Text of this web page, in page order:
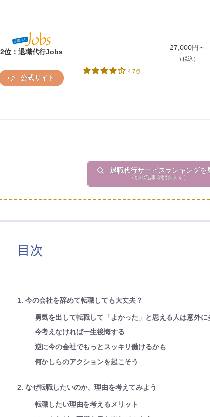
2位：退職代行Jobs
公式サイト
4.7点
27,000円～
（税込）
退職代行サービスランキングを
（別の記事が開きます）
目次
1. 今の会社を辞めて転職しても大丈夫？
勇気を出して転職して「よかった」と思える人は意外に
今考えなければ一生後悔する
逆に今の会社でもっとスッキリ働けるかも
何かしらのアクションを起こそう
2. なぜ転職したいのか、理由を考えてみよう
転職したい理由を考えるメリット